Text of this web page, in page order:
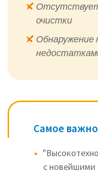
очистки
Обнаружение
Самое
с